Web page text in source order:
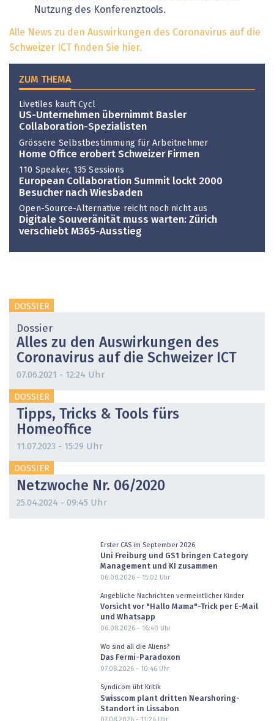
Nutzung des Konferenztools.
Alle News zu den Auswirkungen des Coronavirus auf die
Schweizer ICT finden Sie hier.
ZUM THEMA
Livetiles kauft Cycl
US-Unternehmen übernimmt Basler
Collaboration-Spezialisten
Grössere Selbstbestimmung für Arbeitnehmer
Home Office erobert Schweizer Firmen
110 Speaker, 135 Sessions
European Collaboration Summit lockt 2000
Besucher nach Wiesbaden
Open-Source-Alternative reicht noch nicht aus
Digitale Souveränität muss warten: Zürich
verschiebt M365-Ausstieg
DOSSIER
Dossier
Alles zu den Auswirkungen des
Coronavirus auf die Schweizer ICT
07.06.2021 - 12:24 Uhr
DOSSIER
Tipps, Tricks & Tools fürs
Homeoffice
11.07.2023 - 15:29 Uhr
DOSSIER
Netzwoche Nr. 06/2020
25.04.2024 - 09:45 Uhr
Erster CAS im September 2026
Uni Freiburg und GS1 bringen Category
Management und KI zusammen
06.08.2026 - 15:02 Uhr
Angebliche Nachrichten vermeintlicher Kinder
Vorsicht vor "Hallo Mama"-Trick per E-Mail
und Whatsapp
06.08.2026 - 16:40 Uhr
Wo sind all die Aliens?
Das Fermi-Paradoxon
07.08.2026 - 10:46Uhr
Syndicom übt Kritik
Swisscom plant dritten Nearshoring-
Standort in Lissabon
07.08.2026 - 11:24Uhr